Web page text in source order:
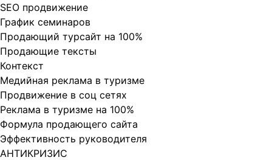
SEO продвижение
График семинаров
Продающий турсайт на 100%
Продающие тексты
Контекст
Медийная реклама в туризме
Продвижение в соц сетях
Реклама в туризме на 100%
Формула продающего сайта
Эффективность руководителя
АНТИКРИЗИС